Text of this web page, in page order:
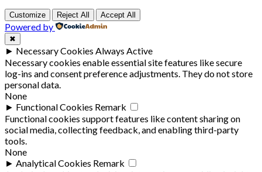
Customize Reject All Accept All
Powered by
✖
► Necessary Cookies Always Active
Necessary cookies enable essential site features like secure
log-ins and consent preference adjustments. They do not store
personal data.
None
► Functional Cookies Remark
Functional cookies support features like content sharing on
social media, collecting feedback, and enabling third-party
tools.
None
► Analytical Cookies Remark